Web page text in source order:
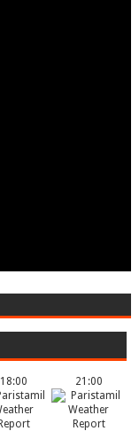
18:00 21:00